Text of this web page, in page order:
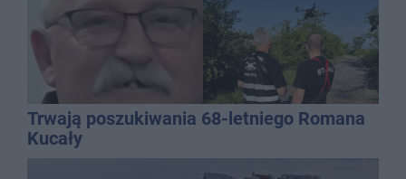
Trwają poszukiwania 68-letniego Romana
Kucały